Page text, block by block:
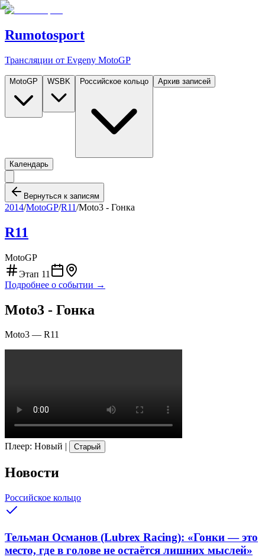
Rumotosport
Трансляции от Evgeny MotoGP
MotoGP WSBK Российское кольцо Архив записей
Календарь
Вернуться к записям
2014/MotoGP/R11/Moto3 - Гонка
R11
MotoGP
Этап 11
Подробнее о событии →
Moto3 - Гонка
Moto3 — R11
Плеер: Новый | Старый
Новости
Российское кольцо
Тельман Османов (Lubrex Racing): «Гонки — это
место, где в голове не остаётся лишних мыслей»